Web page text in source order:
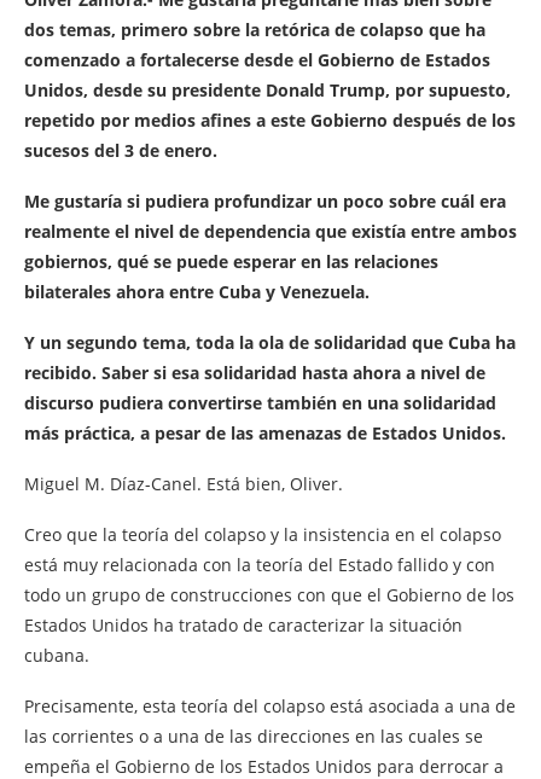
dos temas, primero sobre la retórica de colapso que ha
comenzado a fortalecerse desde el Gobierno de Estados
Unidos, desde su presidente Donald Trump, por supuesto,
repetido por medios afines a este Gobierno después de los
sucesos del 3 de enero.
Me gustaría si pudiera profundizar un poco sobre cuál era
realmente el nivel de dependencia que existía entre ambos
gobiernos, qué se puede esperar en las relaciones
bilaterales ahora entre Cuba y Venezuela.
Y un segundo tema, toda la ola de solidaridad que Cuba ha
recibido. Saber si esa solidaridad hasta ahora a nivel de
discurso pudiera convertirse también en una solidaridad
más práctica, a pesar de las amenazas de Estados Unidos.
Miguel M. Díaz-Canel. Está bien, Oliver.
Creo que la teoría del colapso y la insistencia en el colapso
está muy relacionada con la teoría del Estado fallido y con
todo un grupo de construcciones con que el Gobierno de los
Estados Unidos ha tratado de caracterizar la situación
cubana.
Precisamente, esta teoría del colapso está asociada a una de
las corrientes o a una de las direcciones en las cuales se
empeña el Gobierno de los Estados Unidos para derrocar a